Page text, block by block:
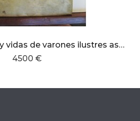
Heroicos hechos y vidas de varones ilustres asi griegos como Romanos,resumidas en breve compendiopor el muy R.P. Thomas de Espinosa de los Monteros
4500 €